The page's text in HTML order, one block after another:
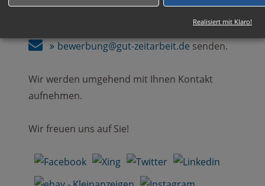
bewerbung@gut-zeitarbeit.de senden.
Wir werden umgehend mit Ihnen Kontakt
aufnehmen.
Wir freuen uns auf Sie!
Realisiert mit Klaro!